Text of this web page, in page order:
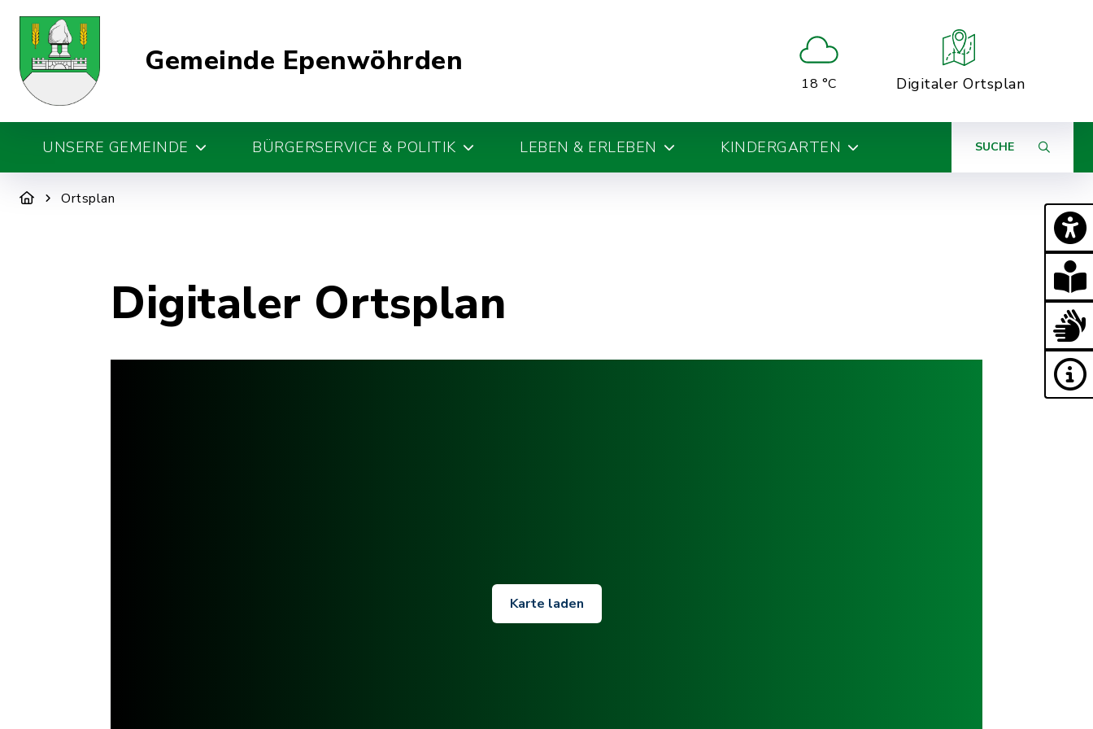
Gemeinde Epenwöhrden
18 °C Digitaler Ortsplan
UNSERE GEMEINDE BÜRGERSERVICE & POLITIK LEBEN & ERLEBEN KINDERGARTEN SUCHE
Ortsplan
Digitaler Ortsplan
Karte laden